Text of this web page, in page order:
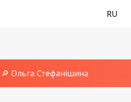
RU
🔎 Ольга Стефанішина